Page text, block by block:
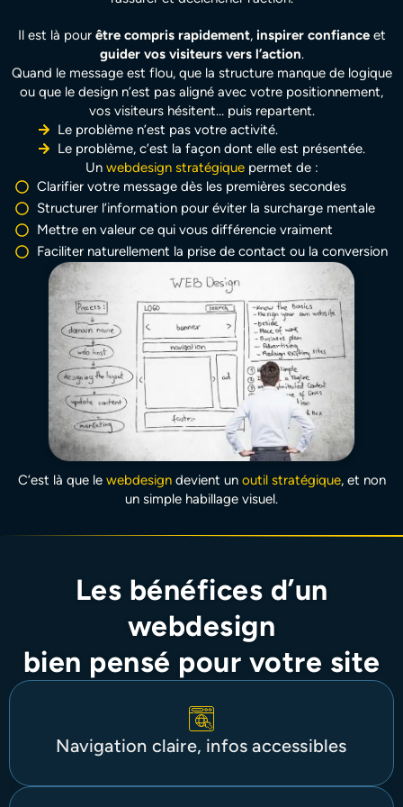
Il est là pour être compris rapidement, inspirer confianceet
guider vos visiteurs vers l’action.
Quand le message est flou, que la structure manque de logique
ou que le design n’est pas aligné avec votre positionnement,
vos visiteurs hésitent… puis repartent.
Le problème n’est pas votre activité.
Le problème, c’est la façon dont elle est présentée.
Un webdesign stratégiquepermet de :
Clarifier votre message dès les premières secondes
Structurer l’information pour éviter la surcharge mentale
Mettre en valeur ce qui vous différencie vraiment
Faciliter naturellement la prise de contact ou la conversion
C’est là que le webdesigndevient un outil stratégique, et non
un simple habillage visuel.
Les bénéfices d’un
webdesign
bien pensé pour votre site
Navigation claire, infos accessibles